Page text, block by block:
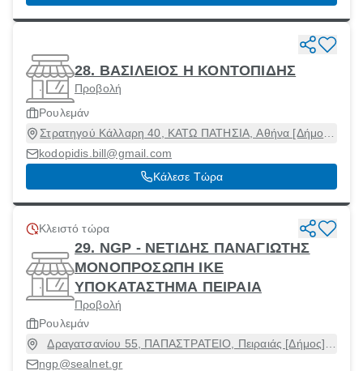
28. ΒΑΣΙΛΕΙΟΣ Η ΚΟΝΤΟΠΙΔΗΣ
Προβολή
Ρουλεμάν
Στρατηγού Κάλλαρη 40, ΚΑΤΩ ΠΑΤΗΣΙΑ, Αθήνα [Δήμος],
Αττική, 11145
kodopidis.bill@gmail.com
Κάλεσε Τώρα
Κλειστό τώρα
29. NGP - ΝΕΤΙΔΗΣ ΠΑΝΑΓΙΩΤΗΣ
ΜΟΝΟΠΡΟΣΩΠΗ ΙΚΕ
ΥΠΟΚΑΤΑΣΤΗΜΑ ΠΕΙΡΑΙΑ
Προβολή
Ρουλεμάν
Δραγατσανίου 55, ΠΑΠΑΣΤΡΑΤΕΙΟ, Πειραιάς [Δήμος],
ngp@sealnet.gr